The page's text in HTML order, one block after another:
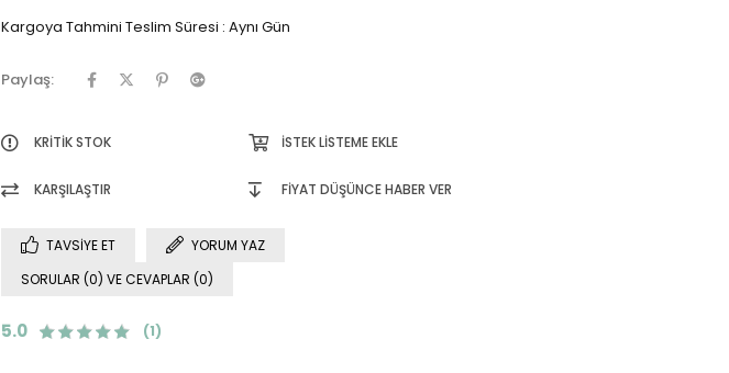
Kargoya Tahmini Teslim Süresi : Aynı Gün
Paylaş:
KRITIK STOK İSTEK LISTEME EKLE
KARŞILAŞTIR FIYAT DÜŞÜNCE HABER VER
TAVSIYE ET
YORUM YAZ
SORULAR (0) VE CEVAPLAR (0)
5.0 (1)